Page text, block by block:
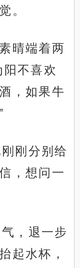
。
晴端着两
不喜欢
，如果牛
刚分别给
，想问一
，退一步
起水杯，